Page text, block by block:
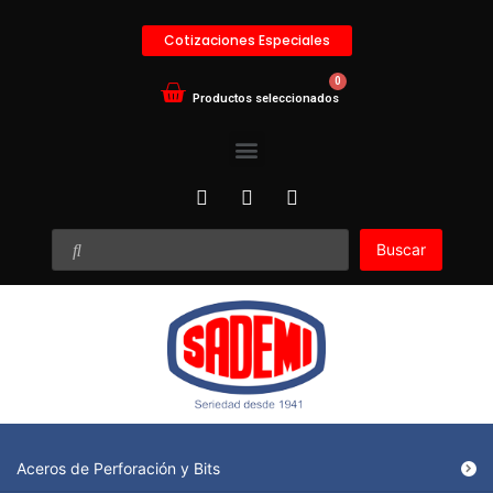
Cotizaciones Especiales
Buscar
Aceros de Perforación y Bits